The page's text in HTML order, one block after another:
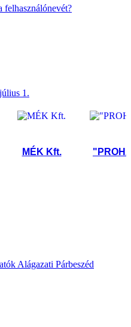
felhasználónevét?
MÉK Kft.
Alágazati Párbeszéd